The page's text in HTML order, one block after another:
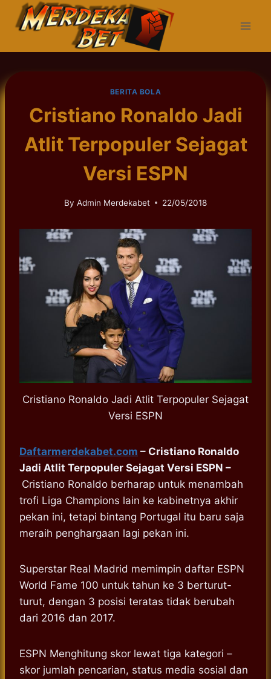
BERITA BOLA
Cristiano Ronaldo Jadi
Atlit Terpopuler Sejagat
Versi ESPN
By Admin Merdekabet 22/05/2018
Cristiano Ronaldo Jadi Atlit Terpopuler Sejagat
Versi ESPN
Daftarmerdekabet.com – Cristiano Ronaldo
Jadi Atlit Terpopuler Sejagat Versi ESPN –
Cristiano Ronaldo berharap untuk menambah
trofi Liga Champions lain ke kabinetnya akhir
pekan ini, tetapi bintang Portugal itu baru saja
meraih penghargaan lagi pekan ini.
Superstar Real Madrid memimpin daftar ESPN
World Fame 100 untuk tahun ke 3 berturut-
turut, dengan 3 posisi teratas tidak berubah
dari 2016 dan 2017.
ESPN Menghitung skor lewat tiga kategori –
skor jumlah pencarian, status media sosial dan